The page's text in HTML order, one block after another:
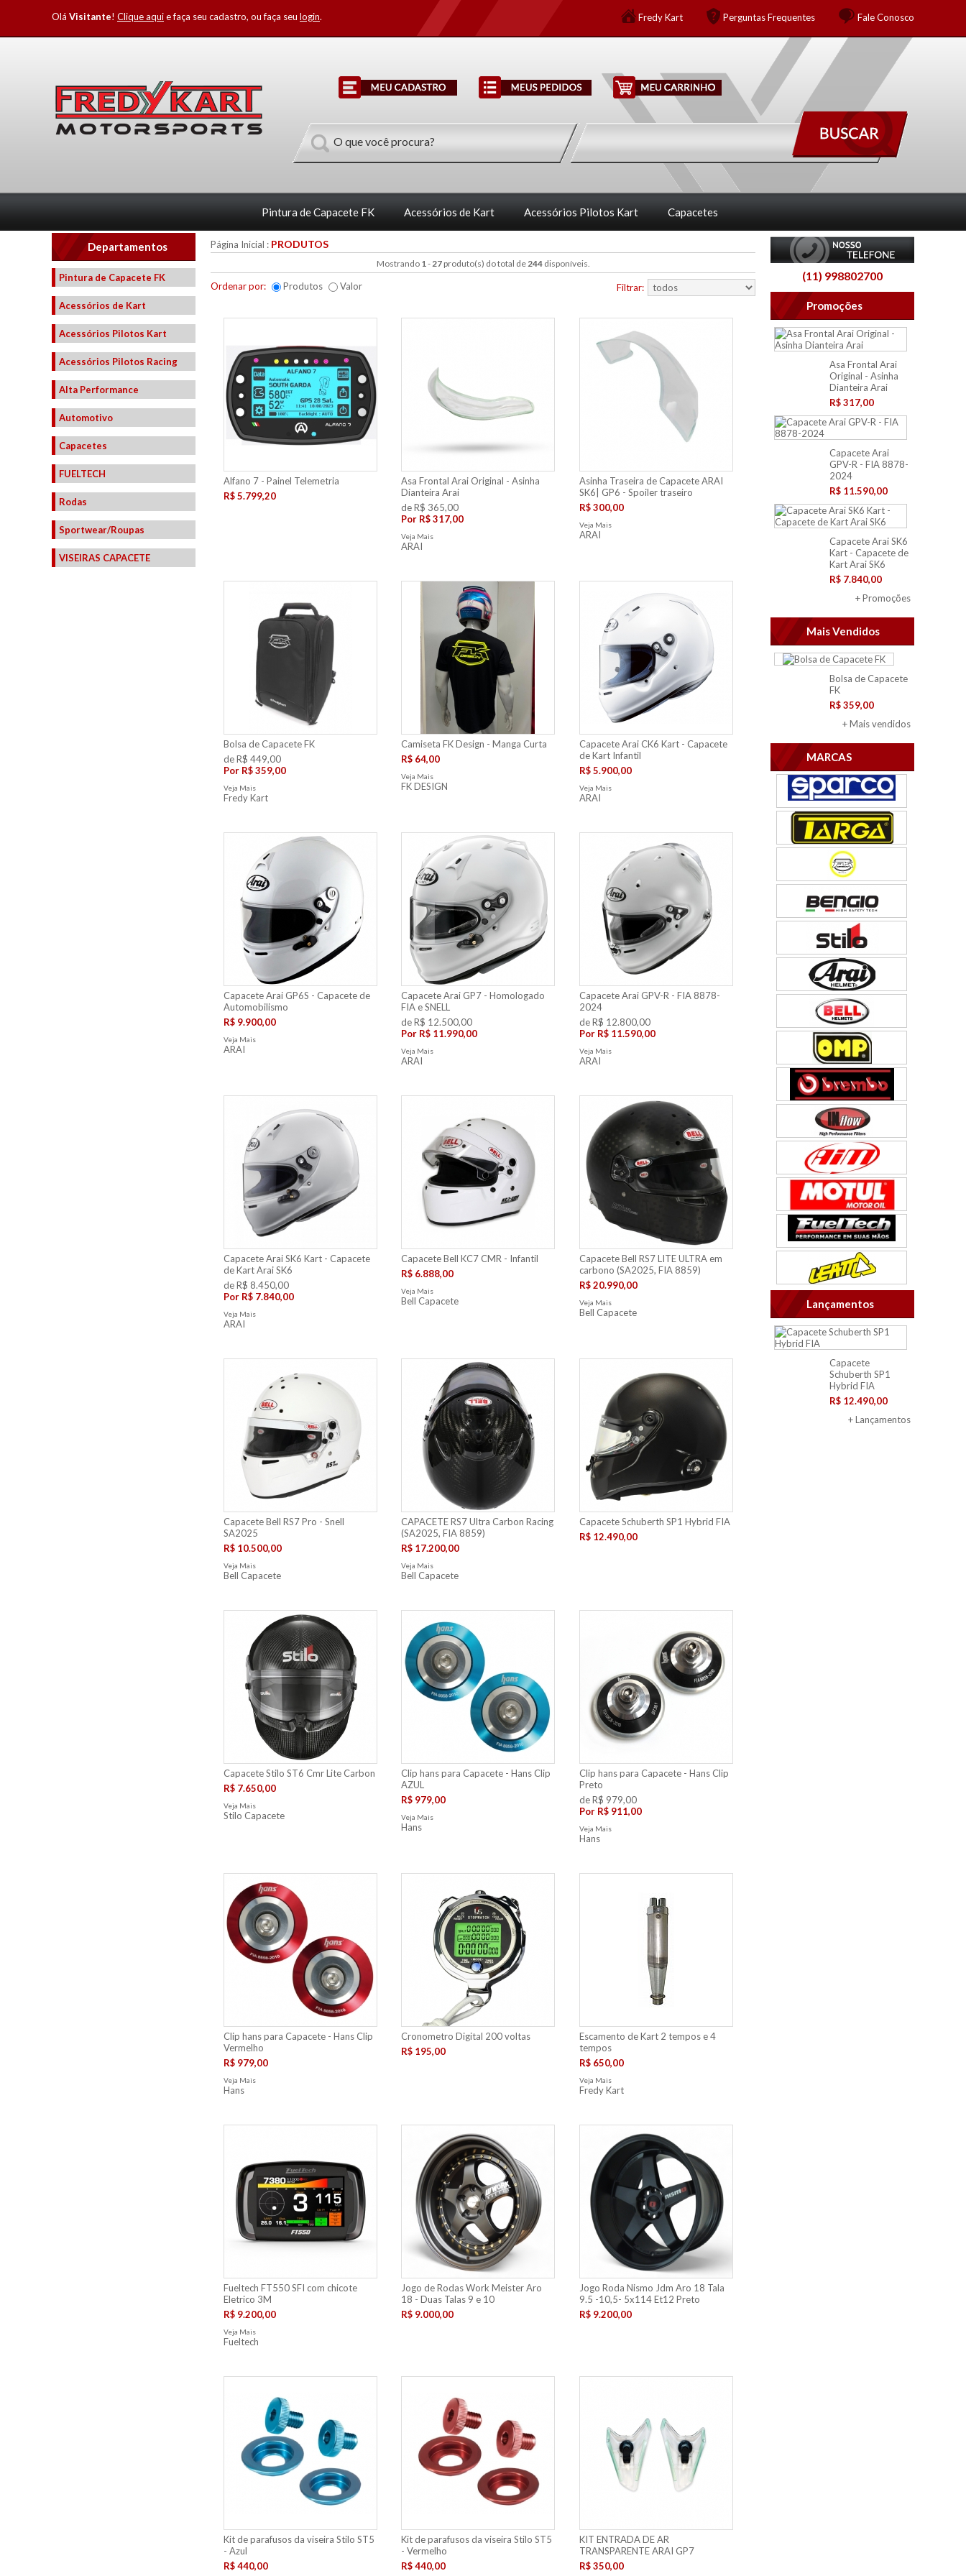
Olá Visitante! Clique aquie faça seu cadastro, ou faça seu login. Fredy Kart Perguntas Frequentes Fale Conosco
Pintura de Capacete FK Acessórios de Kart Acessórios Pilotos Kart Capacetes
Departamentos
Pintura de Capacete FK
Acessórios de Kart
Acessórios Pilotos Kart
Acessórios Pilotos Racing
Alta Performance
Automotivo
Capacetes
FUELTECH
Rodas
Sportwear/Roupas
VISEIRAS CAPACETE
(11) 998802700
Promoções
Asa Frontal Arai
Original - Asinha
Dianteira Arai
R$ 317,00
Capacete Arai
GPV-R - FIA 8878-
2024
R$ 11.590,00
Capacete Arai SK6
Kart - Capacete de
Kart Arai SK6
R$ 7.840,00
+ Promoções
Mais Vendidos
Bolsa de Capacete
FK
R$ 359,00
+ Mais vendidos
MARCAS
Lançamentos
Capacete
Schuberth SP1
Hybrid FIA
R$ 12.490,00
+ Lançamentos
Página Inicial : PRODUTOS
Mostrando 1-27produto(s) do total de244disponíveis.
Ordenar por: Produtos Valor Filtrar:
Alfano 7 - Painel Telemetria
R$ 5.799,20
Asa Frontal Arai Original - Asinha
Dianteira Arai
de R$ 365,00
Por R$ 317,00
Veja Mais
ARAI
Asinha Traseira de Capacete ARAI
SK6| GP6 - Spoiler traseiro
R$ 300,00
Veja Mais
ARAI
Bolsa de Capacete FK
de R$ 449,00
Por R$ 359,00
Veja Mais
Fredy Kart
Camiseta FK Design - Manga Curta
R$ 64,00
Veja Mais
FK DESIGN
Capacete Arai CK6 Kart - Capacete
de Kart Infantil
R$ 5.900,00
Veja Mais
ARAI
Capacete Arai GP6S - Capacete de
Automobilismo
R$ 9.900,00
Veja Mais
ARAI
Capacete Arai GP7 - Homologado
FIA e SNELL
de R$ 12.500,00
Por R$ 11.990,00
Veja Mais
ARAI
Capacete Arai GPV-R - FIA 8878-
2024
de R$ 12.800,00
Por R$ 11.590,00
Veja Mais
ARAI
Capacete Arai SK6 Kart - Capacete
de Kart Arai SK6
de R$ 8.450,00
Por R$ 7.840,00
Veja Mais
ARAI
Capacete Bell KC7 CMR - Infantil
R$ 6.888,00
Veja Mais
Bell Capacete
Capacete Bell RS7 LITE ULTRA em
carbono (SA2025, FIA 8859)
R$ 20.990,00
Veja Mais
Bell Capacete
Capacete Bell RS7 Pro - Snell
SA2025
R$ 10.500,00
Veja Mais
Bell Capacete
CAPACETE RS7 Ultra Carbon Racing
(SA2025, FIA 8859)
R$ 17.200,00
Veja Mais
Bell Capacete
Capacete Schuberth SP1 Hybrid FIA
R$ 12.490,00
Capacete Stilo ST6 Cmr Lite Carbon
R$ 7.650,00
Veja Mais
Stilo Capacete
Clip hans para Capacete - Hans Clip
AZUL
R$ 979,00
Veja Mais
Hans
Clip hans para Capacete - Hans Clip
Preto
de R$ 979,00
Por R$ 911,00
Veja Mais
Hans
Clip hans para Capacete - Hans Clip
Vermelho
R$ 979,00
Veja Mais
Hans
Cronometro Digital 200 voltas
R$ 195,00
Escamento de Kart 2 tempos e 4
tempos
R$ 650,00
Veja Mais
Fredy Kart
Fueltech FT550 SFI com chicote
Eletrico 3M
R$ 9.200,00
Veja Mais
Fueltech
Jogo de Rodas Work Meister Aro
18 - Duas Talas 9 e 10
R$ 9.000,00
Jogo Roda Nismo Jdm Aro 18 Tala
9.5 -10,5- 5x114 Et12 Preto
R$ 9.200,00
Kit de parafusos da viseira Stilo ST5
- Azul
R$ 440,00
Kit de parafusos da viseira Stilo ST5
- Vermelho
R$ 440,00
KIT ENTRADA DE AR
TRANSPARENTE ARAI GP7
R$ 350,00